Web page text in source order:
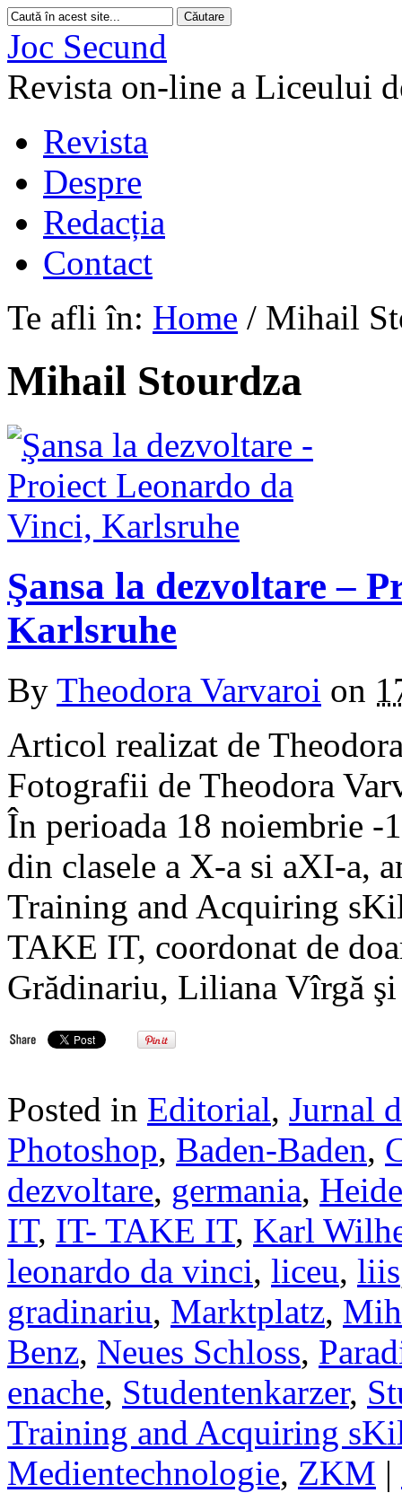
Joc Secund
Revista on-line a Liceului
Revista
Despre
Redacția
Contact
Te afli în: Home / Mihail
Mihail Stourdza
Şansa la dezvoltare –
Karlsruhe
By Theodora Varvaroi on
Articol realizat de
Fotografii de Theodora
În perioada 18 noiembrie -
din clasele a X-a si aXI-a,
Training and Acquiring
TAKE IT, coordonat de
Grădinariu, Liliana Vîrgă
Posted in Editorial, Jurnal
Photoshop, Baden-Baden,
dezvoltare, germania,
IT, IT- TAKE IT, Karl
leonardo da vinci, liceu, liis
gradinariu, Marktplatz,
Benz, Neues Schloss,
enache, Studentenkarzer,
Training and Acquiring
Medientechnologie, ZKM |